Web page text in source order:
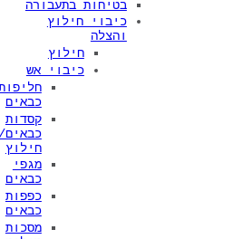
בטיחות בתעבורה
כיבוי חילוץ
חילוץ
כיבוי אש
חליפות
קסדות
כבאים/
מגפי
כפפות
מסכות